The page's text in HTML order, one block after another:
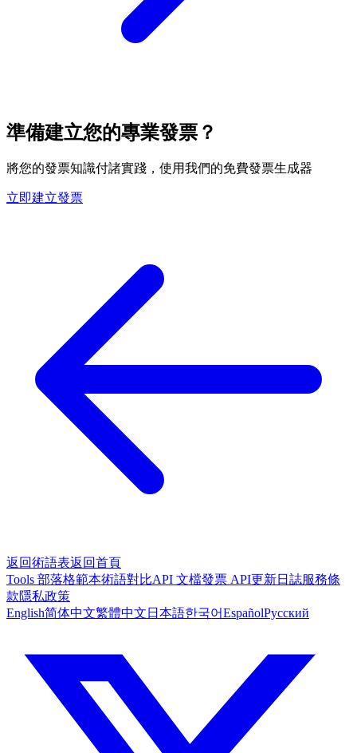
準備建立您的專業發票？
將您的發票知識付諸實踐，使用我們的免費發票生成器
立即建立發票
返回術語表返回首頁
Tools 部落格範本術語對比API 文檔發票 API更新日誌服務條
款隱私政策
English简体中文繁體中文 日本語한국어EspañolРусский